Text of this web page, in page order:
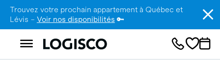
Trouvez votre prochain appartement à Québec et
Lévis – Voir nos disponibilités 🔑